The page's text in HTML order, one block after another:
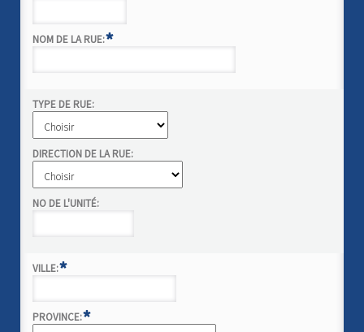
NOM DE LA RUE:*
TYPE DE RUE:
DIRECTION DE LA RUE:
NO DE L'UNITÉ:
VILLE:*
PROVINCE:*